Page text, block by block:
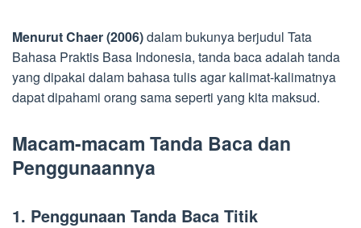
Menurut Chaer (2006)dalam bukunya berjudul Tata
Bahasa Praktis Basa Indonesia, tanda baca adalah tanda
yang dipakai dalam bahasa tulis agar kalimat-kalimatnya
dapat dipahami orang sama seperti yang kita maksud.
Macam-macam Tanda Baca dan
Penggunaannya
1. Penggunaan Tanda Baca Titik